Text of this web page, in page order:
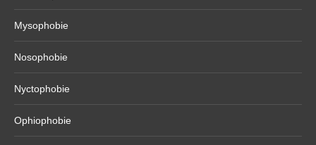
Mysophobie
Nosophobie
Nyctophobie
Ophiophobie